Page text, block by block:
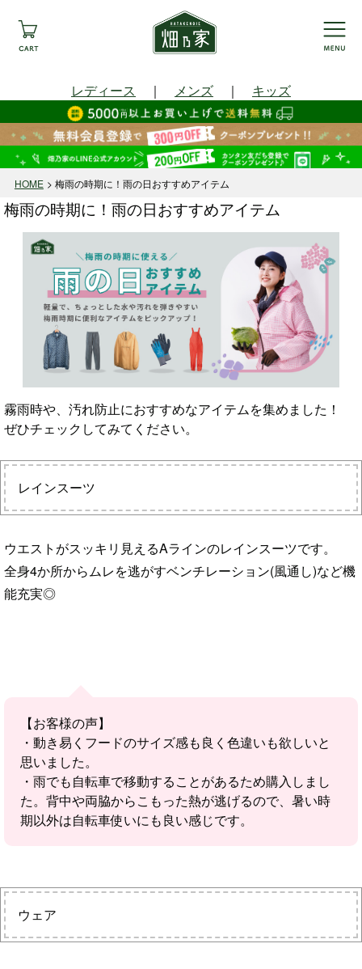
レディース ｜ メンズ ｜ キッズ
HOME 梅雨の時期に！雨の日おすすめアイテム
梅雨の時期に！雨の日おすすめアイテム
霧雨時や、汚れ防止におすすめなアイテムを集めました！
ぜひチェックしてみてください。
レインスーツ
ウエストがスッキリ見えるAラインのレインスーツです。
全身4か所からムレを逃がすベンチレーション(風通し)など機
能充実◎
【お客様の声】
・動き易くフードのサイズ感も良く色違いも欲しいと
思いました。
・雨でも自転車で移動することがあるため購入しまし
た。背中や両脇からこもった熱が逃げるので、暑い時
期以外は自転車使いにも良い感じです。
ウェア